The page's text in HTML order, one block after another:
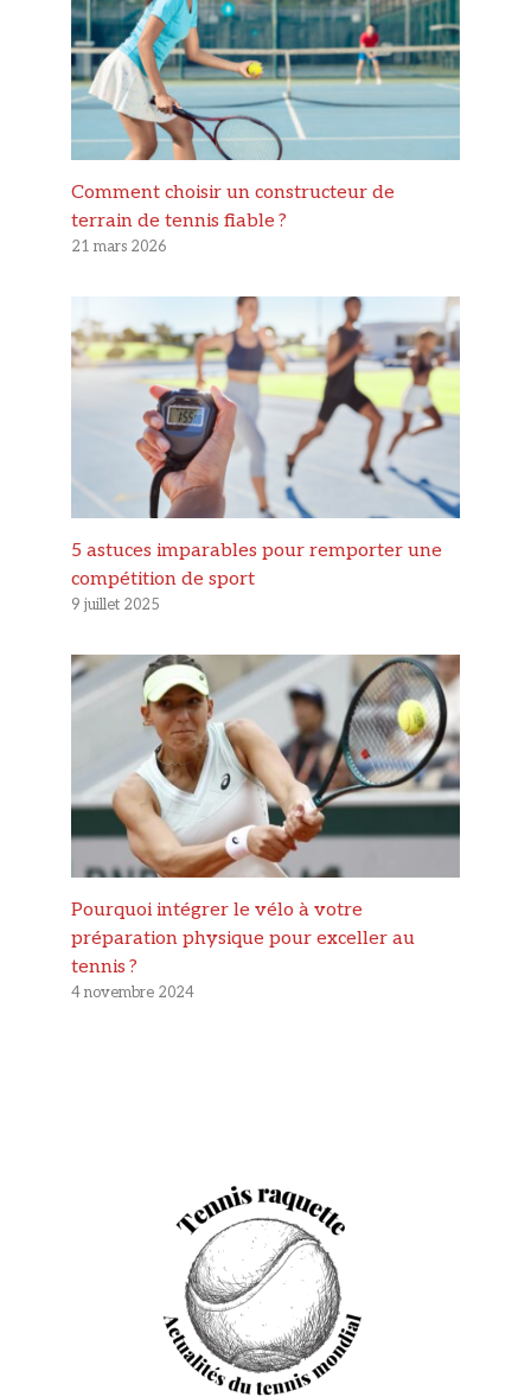
Comment choisir un constructeur de
terrain de tennis fiable ?
21 mars 2026
5 astuces imparables pour remporter une
compétition de sport
9 juillet 2025
Pourquoi intégrer le vélo à votre
préparation physique pour exceller au
tennis ?
4 novembre 2024